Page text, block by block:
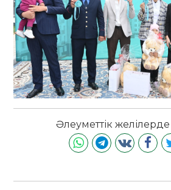
Әлеуметтік желілерде